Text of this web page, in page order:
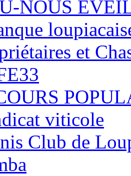
NOUS
et
viticole
Club de